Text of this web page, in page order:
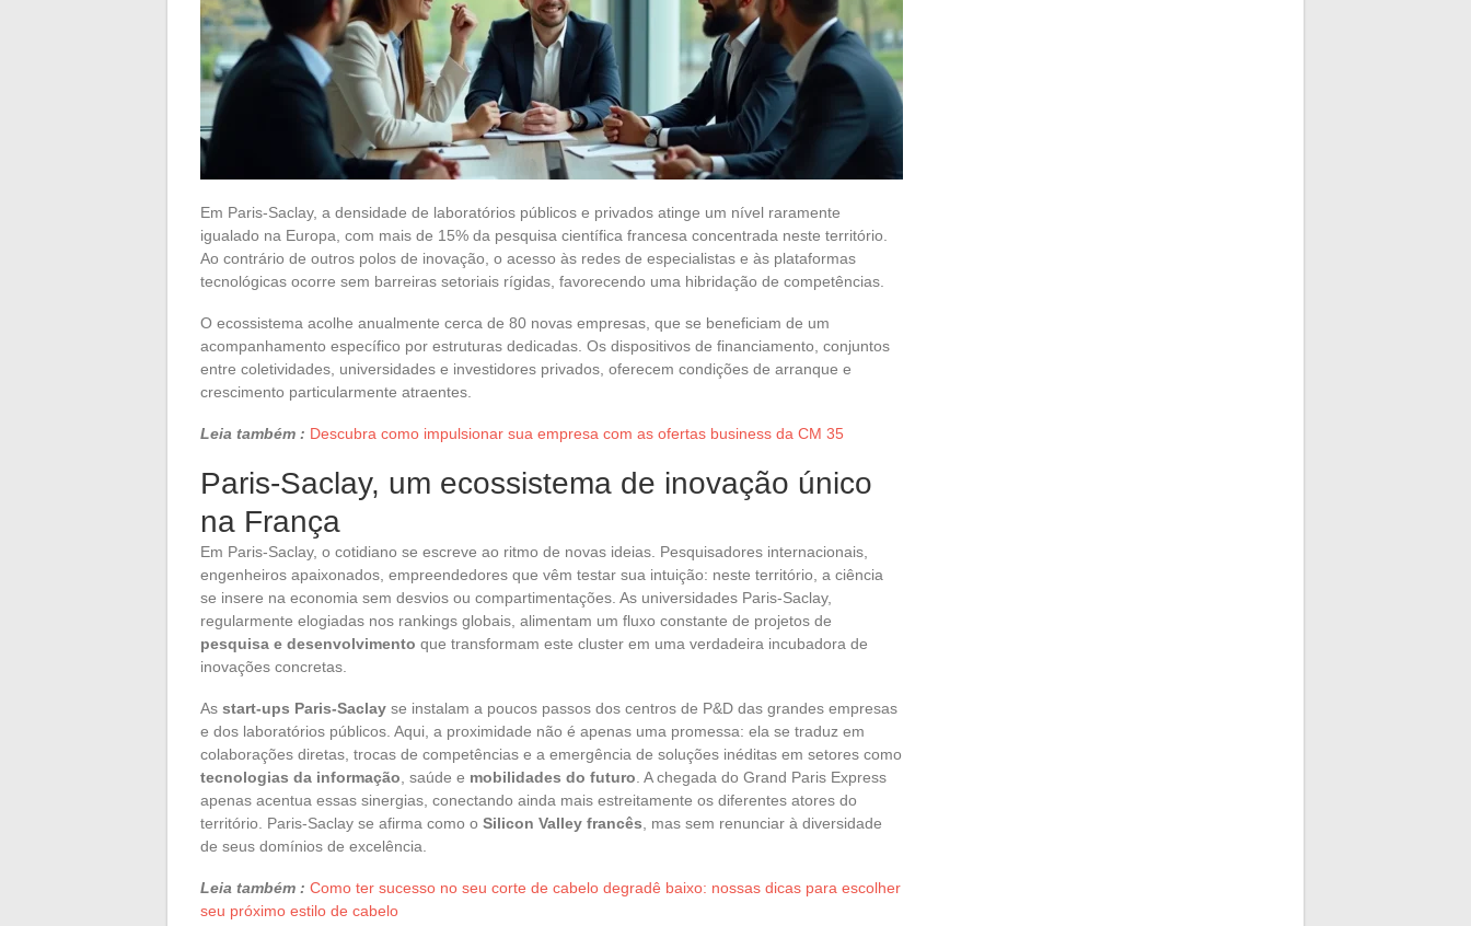
Em Paris-Saclay, a densidade de laboratórios públicos e privados atinge um nível raramente
igualado na Europa, com mais de 15% da pesquisa científica francesa concentrada neste território.
Ao contrário de outros polos de inovação, o acesso às redes de especialistas e às plataformas
tecnológicas ocorre sem barreiras setoriais rígidas, favorecendo uma hibridação de competências.
O ecossistema acolhe anualmente cerca de 80 novas empresas, que se beneficiam de um
acompanhamento específico por estruturas dedicadas. Os dispositivos de financiamento, conjuntos
entre coletividades, universidades e investidores privados, oferecem condições de arranque e
crescimento particularmente atraentes.
Leia também : Descubra como impulsionar sua empresa com as ofertas business da CM 35
Paris-Saclay, um ecossistema de inovação único
na França
Em Paris-Saclay, o cotidiano se escreve ao ritmo de novas ideias. Pesquisadores internacionais,
engenheiros apaixonados, empreendedores que vêm testar sua intuição: neste território, a ciência
se insere na economia sem desvios ou compartimentações. As universidades Paris-Saclay,
regularmente elogiadas nos rankings globais, alimentam um fluxo constante de projetos de
pesquisa e desenvolvimento que transformam este cluster em uma verdadeira incubadora de
inovações concretas.
As start-ups Paris-Saclay se instalam a poucos passos dos centros de P&D das grandes empresas
e dos laboratórios públicos. Aqui, a proximidade não é apenas uma promessa: ela se traduz em
colaborações diretas, trocas de competências e a emergência de soluções inéditas em setores como
tecnologias da informação , saúde e mobilidades do futuro . A chegada do Grand Paris Express
apenas acentua essas sinergias, conectando ainda mais estreitamente os diferentes atores do
território. Paris-Saclay se afirma como o Silicon Valley francês , mas sem renunciar à diversidade
de seus domínios de excelência.
Leia também : Como ter sucesso no seu corte de cabelo degradê baixo: nossas dicas para escolher
seu próximo estilo de cabelo